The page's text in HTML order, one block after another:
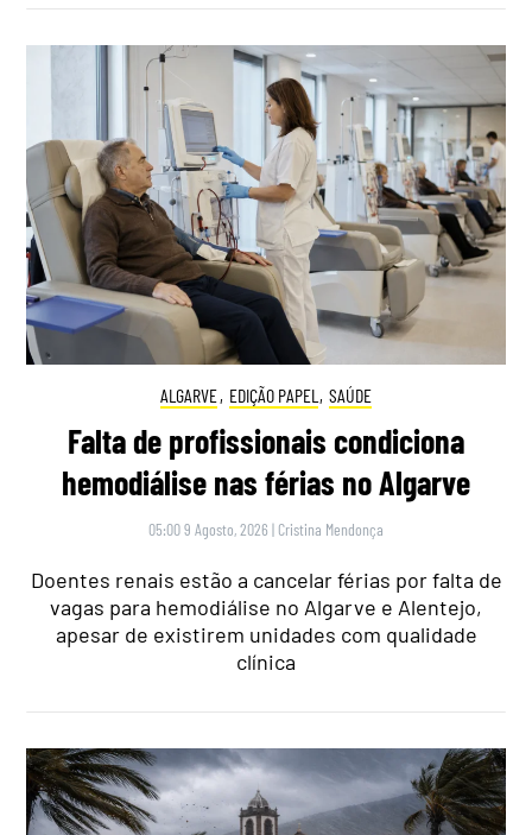
ALGARVE, EDIÇÃO PAPEL , SAÚDE
Falta de profissionais condiciona
hemodiálise nas férias no Algarve
05:00 9 Agosto, 2026 | Cristina Mendonça
Doentes renais estão a cancelar férias por falta de
vagas para hemodiálise no Algarve e Alentejo,
apesar de existirem unidades com qualidade
clínica